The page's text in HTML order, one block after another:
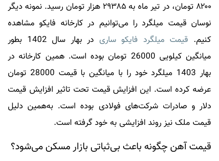
۸۲۰۰ تومان، در تیر ماه به ۲۹۳۸۵ هزار تومان رسید. نمونه دیگر
نوسان قیمت میلگرد را می‌توانیم در کارخانه فایکو مشاهده
کنیم. قیمت میلگرد فایکو ساری
در بهار سال 1402 بطور
میانگین کیلویی 26000 تومان بوده است. همین کارخانه در
بهار 1403 میلگرد خود را با میانگین با قیمت 28000 تومان
عرضه کرده است. این افزایش قیمت تحت تاثیر افزایش قیمت
دلار و صادرات شرکت‌های فولادی بوده است. به‌همین دلیل
قیمت ملک نیز روند افزایشی به خود گرفته است.
قیمت آهن چگونه باعث بی‌ثباتی بازار مسکن می‌شود؟